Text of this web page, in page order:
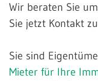
Wir beraten Sie
Sie jetzt Kontakt
Sie sind
Mieter für Ihre